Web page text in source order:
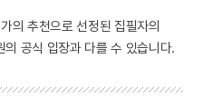
의 추천으로 선정된 집필자의
공식 입장과 다를 수 있습니다.